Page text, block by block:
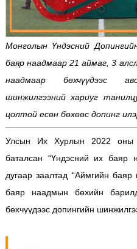
Монголын Үндэсний
баяр наадмаар 21 аймаг, 3
наадмаар бөхчүүдээс
шинжилгээний хариуг
цолтой есөн бөхөөс допинг
Улсын Их Хурлын 2022
баталсан “Үндэсний их баяр
дугаар заалтад “Аймгийн
баяр наадмын бөхийн
бөхчүүдээс допингийн